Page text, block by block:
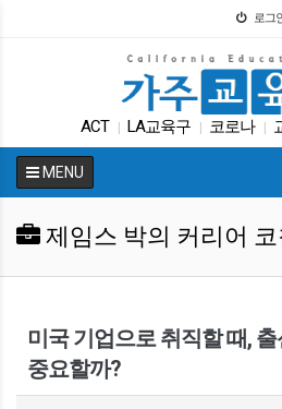
로그
ACT LA교육구 코로나
| 매그닛 스쿨 학교급식
MENU
제임스 박의 커리어 코
미국 기업으로 취직할 때,
중요할까?